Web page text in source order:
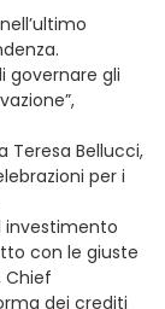
governare gli
Teresa Bellucci,
per i
investimento
con le giuste
Chief
dei crediti